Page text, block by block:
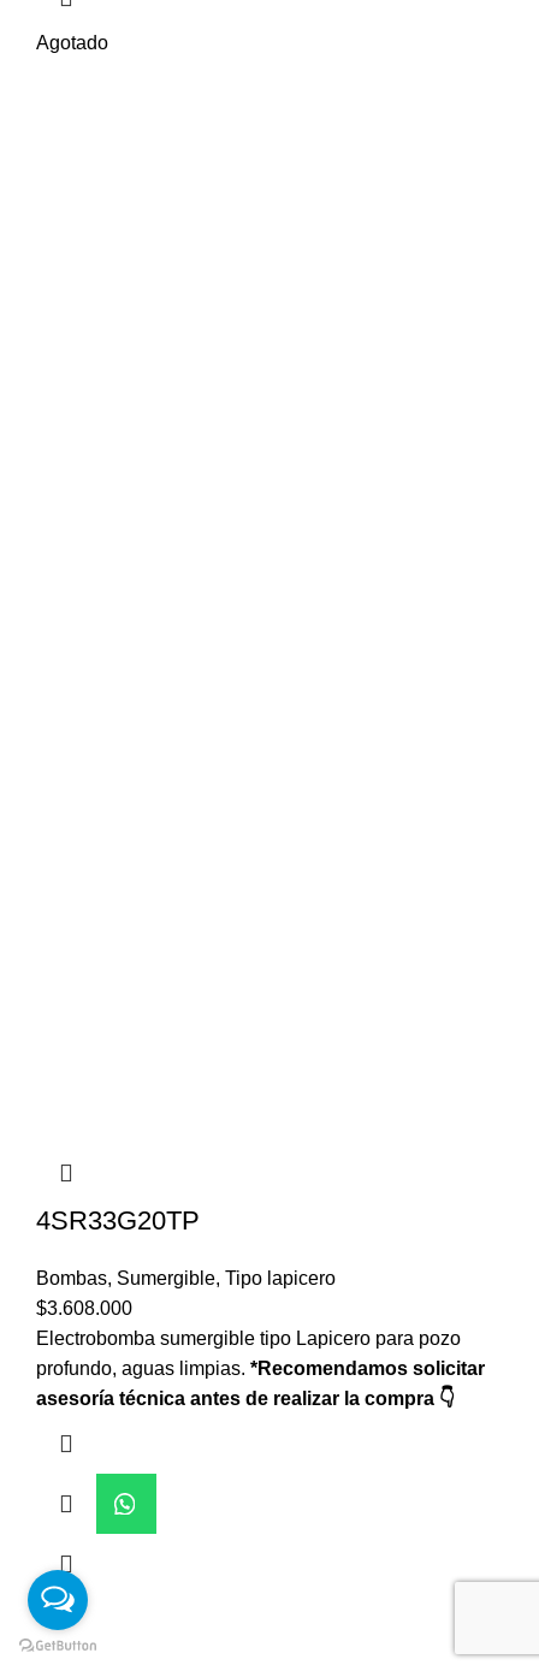
Agotado
4SR33G20TP
Bombas, Sumergible, Tipo lapicero
$3.608.000
Electrobomba sumergible tipo Lapicero para pozo
profundo, aguas limpias. *Recomendamos solicitar
asesoría técnica antes de realizar la compra 👇